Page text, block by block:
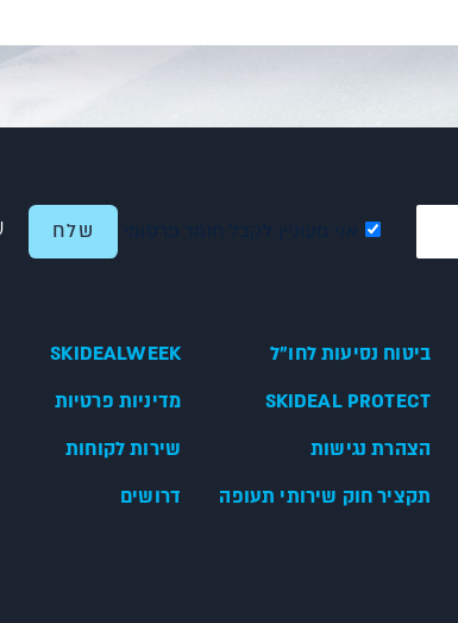
ביטוח נסיעות לחו"ל SKIDEALWEEK
SKIDEAL PROTECT מדיניות פרטיות
הצהרת נגישות שירות לקוחות
תקציר חוק שירותי תעופה דרושים